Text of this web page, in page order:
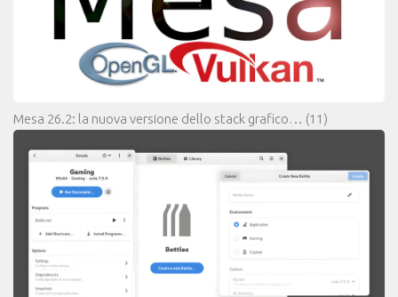
Mesa 26.2: la nuova versione dello stack grafico… (11)